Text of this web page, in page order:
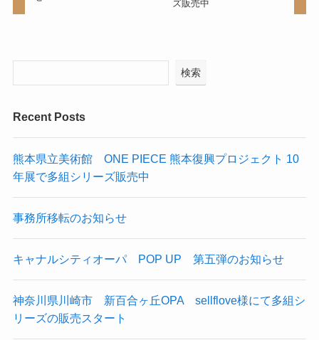
ズ販売中
検索
Recent Posts
熊本県立美術館 ONE PIECE 熊本復興プロジェクト 10
年展で多組シリーズ販売中
事務所移転のお知らせ
キャナルシティオーパ POP UP 第五弾のお知らせ
神奈川県川崎市 新百合ヶ丘OPA sellflove様にて多組シ
リーズの販売スタート